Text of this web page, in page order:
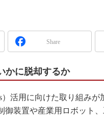
AUTOMOTIVE WORLD
無償設計ツール
S＆OP
インダストリー4.0
イノベーション
Share
かに脱却するか
活用に向けた取り組みが
装置や産業用ロボット